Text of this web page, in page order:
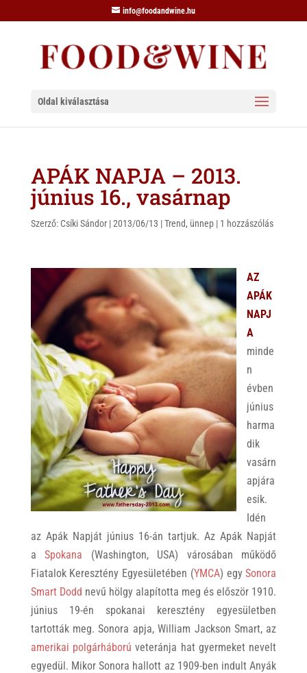
info@foodandwine.hu
Oldal kiválasztása
APÁK NAPJA – 2013.
június 16., vasárnap
Szerző: Csíki Sándor|2013/06/13 |Trend, ünnep| 1 hozzászólás
AZ
APÁK
NAPJ
A
minde
n
évben
június
harma
dik
vasárn
apjára
esik.
Idén
az Apák Napját június 16-án tartjuk. Az Apák Napját
aSpokana (Washington, USA) városában működő
Fiatalok Keresztény Egyesületében (YMCA) egySonora
Smart Dodd nevű hölgy alapította meg és először 1910.
június 19-én spokanai keresztény egyesületben
tartották meg. Sonora apja, William Jackson Smart, az
amerikai polgárháború veteránja hat gyermeket nevelt
egyedül. Mikor Sonora hallott az 1909-ben indult Anyák